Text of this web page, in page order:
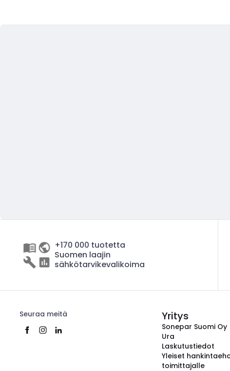
+170 000 tuotetta
Suomen laajin
sähkötarvikevalikoima
Seuraa meitä Yritys
Sonepar Suomi Oy
Ura
Laskutustiedot
Yleiset
toimittajalle